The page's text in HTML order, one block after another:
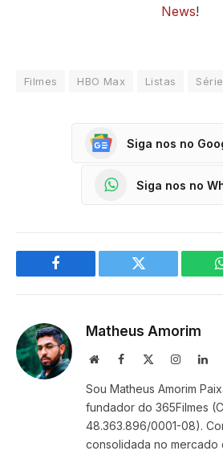
News!
Filmes HBO Max Listas
Siga nos no
Siga nos no
Facebook Twitter
Matheus Amorim
WebsiteFacebook Instagram
Sou Matheus Amorim
fundador do 365Filmes
48.363.896/0001-08).
consolidada no mercado